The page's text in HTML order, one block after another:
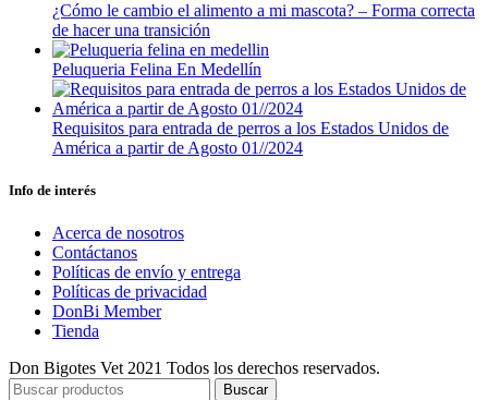
¿Cómo le cambio el alimento a mi mascota? – Forma correcta
de hacer una transición
Peluqueria Felina En Medellín
Requisitos para entrada de perros a los Estados Unidos de
América a partir de Agosto 01//2024
Info de interés
Acerca de nosotros
Contáctanos
Políticas de envío y entrega
Políticas de privacidad
DonBi Member
Tienda
Don Bigotes Vet2021 Todos los derechos reservados.
Buscar